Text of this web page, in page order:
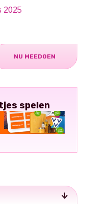
2025
NU MEEDOEN
spelen